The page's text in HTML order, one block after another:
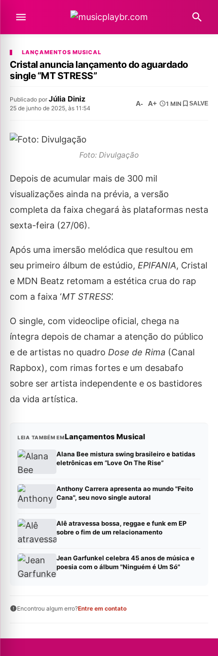
LANÇAMENTOS MUSICAL
Cristal anuncia lançamento do aguardado
single “MT STRESS”
Publicado por Júlia Diniz
25 de junho de 2025, às 11:54
A- A+ 1 MIN SALVE
Foto: Divulgação
Depois de acumular mais de 300 mil
visualizações ainda na prévia, a versão
completa da faixa chegará às plataformas nesta
sexta-feira (27/06).
Após uma imersão melódica que resultou em
seu primeiro álbum de estúdio, EPIFANIA, Cristal
e MDN Beatz retomam a estética crua do rap
com a faixa ‘MT STRESS’.
O single, com videoclipe oficial, chega na
íntegra depois de chamar a atenção do público
e de artistas no quadro Dose de Rima (Canal
Rapbox), com rimas fortes e um desabafo
sobre ser artista independente e os bastidores
da vida artística.
LEIA TAMBÉM EMLançamentos Musical
Alana Bee mistura swing brasileiro e batidas
eletrônicas em “Love On The Rise”
Anthony Carrera apresenta ao mundo "Feito
Cana", seu novo single autoral
Alê atravessa bossa, reggae e funk em EP
sobre o fim de um relacionamento
Jean Garfunkel celebra 45 anos de música e
poesia com o álbum "Ninguém é Um Só"
Encontrou algum erro?Entre em contato